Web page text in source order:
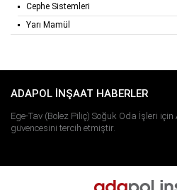
Cephe Sistemleri
Yarı Mamül
ADAPOL İNŞAAT HABERLER
Ege-Tav (Bolez Piliç) Soğuk Oda İşleri için
güvencesini tercih etmiştir.